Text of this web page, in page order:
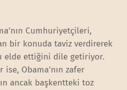
Cumhuriyetçileri,
bir konuda taviz verdirerek
elde ettiğini dile getiriyor.
Obama’nın zafer
ancak başkentteki toz